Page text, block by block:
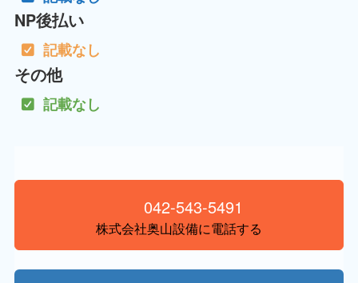
NP後払い
記載なし
その他
記載なし
042-543-5491
株式会社奥山設備に電話する